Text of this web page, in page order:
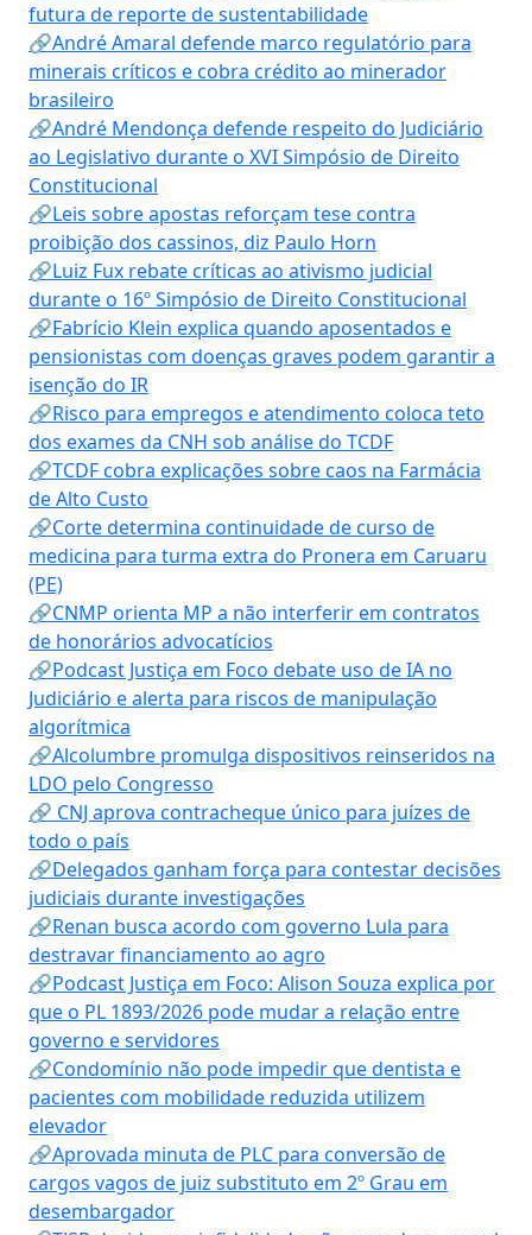
futura de reporte de sustentabilidade
🔗André Amaral defende marco regulatório para
minerais críticos e cobra crédito ao minerador
brasileiro
🔗André Mendonça defende respeito do Judiciário
ao Legislativo durante o XVI Simpósio de Direito
Constitucional
🔗Leis sobre apostas reforçam tese contra
proibição dos cassinos, diz Paulo Horn
🔗Luiz Fux rebate críticas ao ativismo judicial
durante o 16º Simpósio de Direito Constitucional
🔗Fabrício Klein explica quando aposentados e
pensionistas com doenças graves podem garantir a
isenção do IR
🔗Risco para empregos e atendimento coloca teto
dos exames da CNH sob análise do TCDF
🔗TCDF cobra explicações sobre caos na Farmácia
de Alto Custo
🔗Corte determina continuidade de curso de
medicina para turma extra do Pronera em Caruaru
(PE)
🔗CNMP orienta MP a não interferir em contratos
de honorários advocatícios
🔗Podcast Justiça em Foco debate uso de IA no
Judiciário e alerta para riscos de manipulação
algorítmica
🔗Alcolumbre promulga dispositivos reinseridos na
LDO pelo Congresso
🔗 CNJ aprova contracheque único para juízes de
todo o país
🔗Delegados ganham força para contestar decisões
judiciais durante investigações
🔗Renan busca acordo com governo Lula para
destravar financiamento ao agro
🔗Podcast Justiça em Foco: Alison Souza explica por
que o PL 1893/2026 pode mudar a relação entre
governo e servidores
🔗Condomínio não pode impedir que dentista e
pacientes com mobilidade reduzida utilizem
elevador
🔗Aprovada minuta de PLC para conversão de
cargos vagos de juiz substituto em 2º Grau em
desembargador